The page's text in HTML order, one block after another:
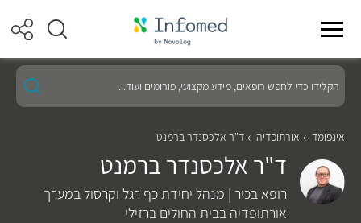
הקלידו
כדי
לחפש
מקצועי,
פורומים
ועוד...
אינפומד אורתופדיה ד"ר אלכסנדר ברמנט
ד"ר אלכסנדר ברמנט
רופא בכיר | מנהל יחידת כף רגל וקרסול במערך
אורתופדיה בבית החולים ברזילי